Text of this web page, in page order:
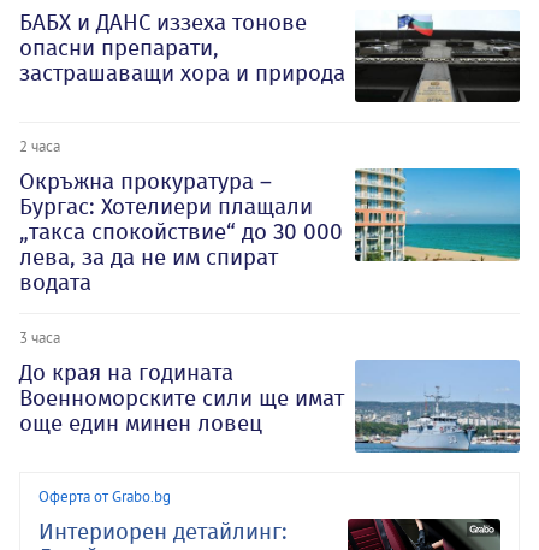
БАБХ и ДАНС иззеха тонове
опасни препарати,
застрашаващи хора и природа
2 часа
Окръжна прокуратура –
Бургас: Хотелиери плащали
„такса спокойствие“ до 30 000
лева, за да не им спират
водата
3 часа
До края на годината
Военноморските сили ще имат
още един минен ловец
Оферта от Grabo.bg
Интериорен детайлинг: